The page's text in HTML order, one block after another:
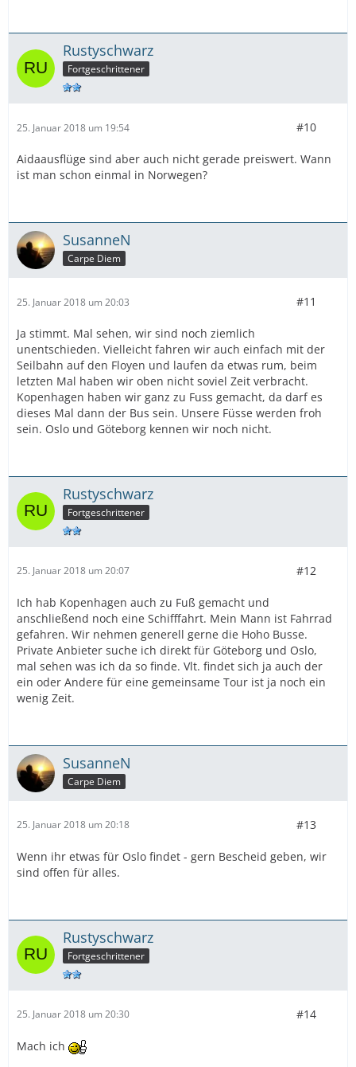
Rustyschwarz
Fortgeschrittener
25. Januar 2018 um 19:54 #10
Aidaausflüge sind aber auch nicht gerade preiswert. Wann
ist man schon einmal in Norwegen?
SusanneN
Carpe Diem
25. Januar 2018 um 20:03 #11
Ja stimmt. Mal sehen, wir sind noch ziemlich
unentschieden. Vielleicht fahren wir auch einfach mit der
Seilbahn auf den Floyen und laufen da etwas rum, beim
letzten Mal haben wir oben nicht soviel Zeit verbracht.
Kopenhagen haben wir ganz zu Fuss gemacht, da darf es
dieses Mal dann der Bus sein. Unsere Füsse werden froh
sein. Oslo und Göteborg kennen wir noch nicht.
Rustyschwarz
Fortgeschrittener
25. Januar 2018 um 20:07 #12
Ich hab Kopenhagen auch zu Fuß gemacht und
anschließend noch eine Schifffahrt. Mein Mann ist Fahrrad
gefahren. Wir nehmen generell gerne die Hoho Busse.
Private Anbieter suche ich direkt für Göteborg und Oslo,
mal sehen was ich da so finde. Vlt. findet sich ja auch der
ein oder Andere für eine gemeinsame Tour ist ja noch ein
wenig Zeit.
SusanneN
Carpe Diem
25. Januar 2018 um 20:18 #13
Wenn ihr etwas für Oslo findet - gern Bescheid geben, wir
sind offen für alles.
Rustyschwarz
Fortgeschrittener
25. Januar 2018 um 20:30 #14
Mach ich